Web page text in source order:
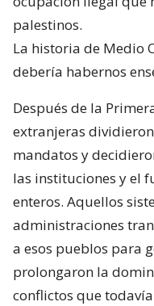
palestinos.
La historia de Medio
debería habernos
Después de la
extranjeras
mandatos y
las instituciones y el
enteros. Aquellos
administraciones
a esos pueblos para
prolongaron la
conflictos que